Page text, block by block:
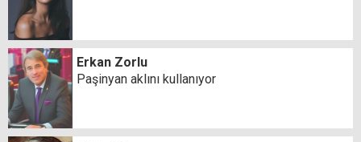
Erkan Zorlu
Paşinyan aklını kullanıyor